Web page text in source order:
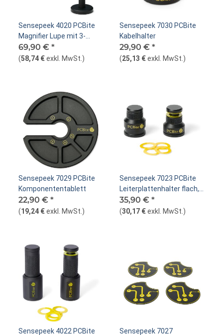
Sensepeek 4020 PCBite
Magnifier Lupe mit 3-
facher Vergrößerung
69,90 € *
(58,74 €exkl. MwSt. )
Sensepeek 7030 PCBite
Kabelhalter
29,90 € *
(25,13 €exkl. MwSt. )
Sensepeek 7029 PCBite
Komponententablett
22,90 € *
(19,24 €exkl. MwSt. )
Sensepeek 7023 PCBite
Leiterplattenhalter flach,
2er-Pack
35,90 € *
(30,17 €exkl. MwSt. )
Sensepeek 4022 PCBite Sensepeek 7027